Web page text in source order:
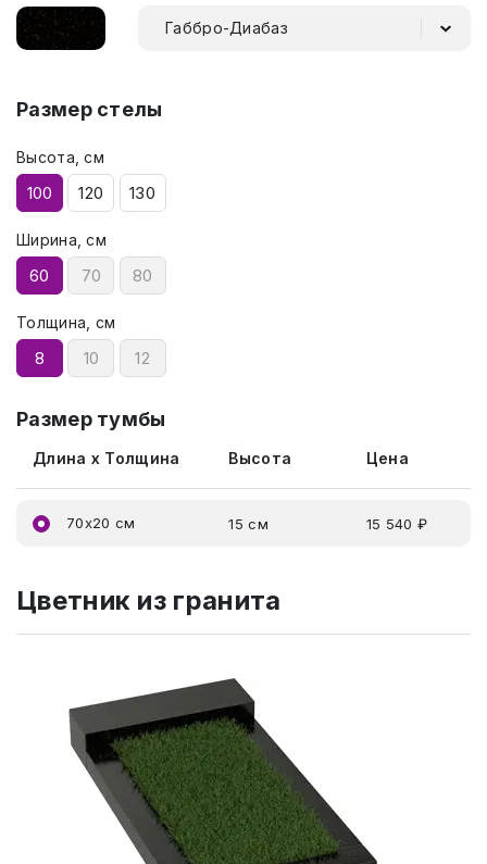
Габбро-Диабаз
Размер стелы
Высота, см
100 120 130
Ширина, см
60 70 80
Толщина, см
8 10 12
Размер тумбы
Длина x Толщина Высота Цена
70x20 см 15 см 15 540 ₽
Цветник из гранита